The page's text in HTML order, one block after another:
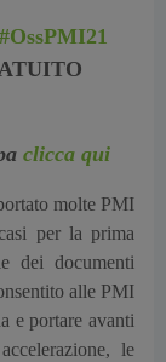
#OssPMI21
clicca qui
molte PMI
per la prima
dei documenti
alle PMI
e portare avanti
le